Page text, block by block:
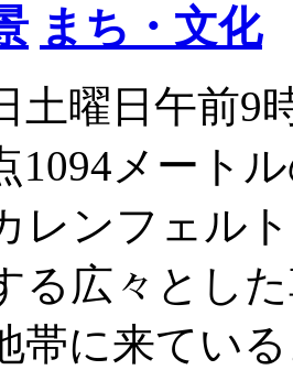
まち・文化
土曜日午前9
1094メート
レンフェル
る広々とし
帯に来てい